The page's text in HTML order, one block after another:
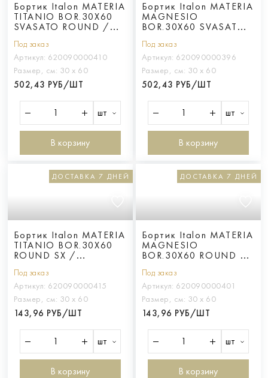
Бортик Italon MATERIA
TITANIO BOR.30X60
SVASATO ROUND /
ВЫЕМКОЙ ЗАКРУГЛЁН
Под заказ
Артикул: 620090000410
Размер, см: 30 х 60
502,43 РУБ/ШТ
шт
В корзину
Бортик Italon MATERIA
MAGNESIO
BOR.30X60 SVASATO
30X60 С ВЫЕМКОЙ
ЗАКРУГЛЁН
Под заказ
Артикул: 620090000396
Размер, см: 30 х 60
502,43 РУБ/ШТ
шт
В корзину
ДОСТАВКА 7 ДНЕЙ
Бортик Italon MATERIA
TITANIO BOR.30X60
ROUND SX /
ЗАКРУГЛ.ЛЕВ
Под заказ
Артикул: 620090000415
Размер, см: 30 х 60
143,96 РУБ/ШТ
шт
В корзину
ДОСТАВКА 7 ДНЕЙ
Бортик Italon MATERIA
MAGNESIO
BOR.30X60 ROUND SX
ЗАКРУГЛ.ЛЕВ
Под заказ
Артикул: 620090000401
Размер, см: 30 х 60
143,96 РУБ/ШТ
шт
В корзину